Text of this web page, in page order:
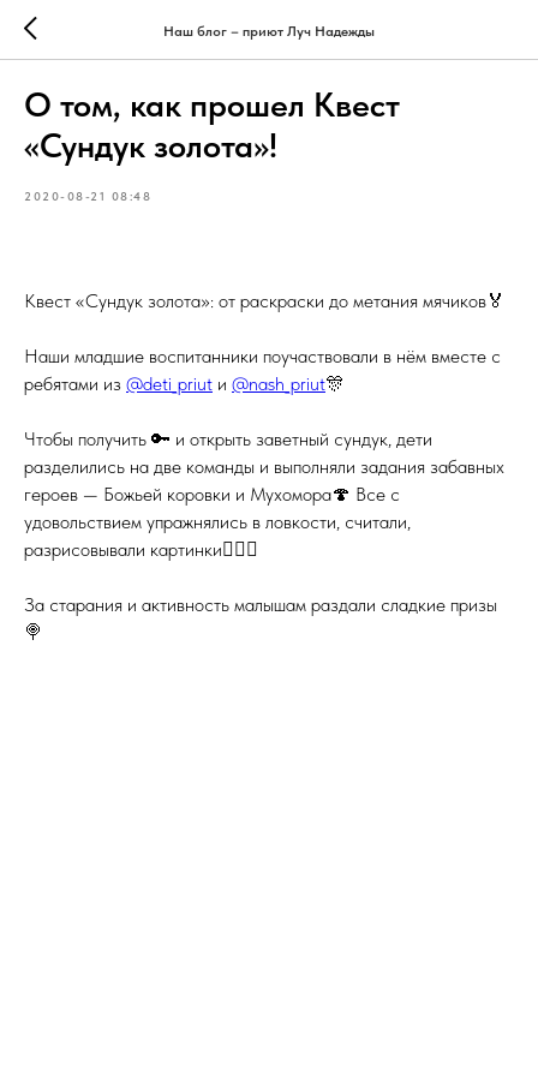
Наш блог – приют Луч Надежды
О том, как прошел Квест
«Сундук золота»!
2020-08-21 08:48
Квест «Сундук золота»: от раскраски до метания мячиков🏅
Наши младшие воспитанники поучаствовали в нём вместе с
ребятами из @deti_priut и @nash_priut🎊
Чтобы получить 🔑 и открыть заветный сундук, дети
разделились на две команды и выполняли задания забавных
героев — Божьей коровки и Мухомора🍄 Все с
удовольствием упражнялись в ловкости, считали,
разрисовывали картинки🙋🏼‍♀️
За старания и активность малышам раздали сладкие призы
🍭